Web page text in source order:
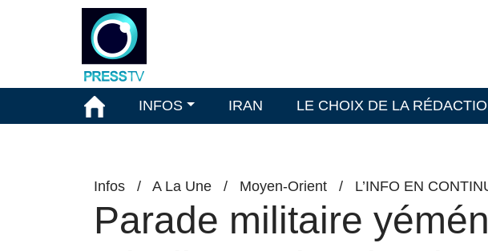
INFOS IRAN LE CHOIX DE LA
Infos / A La Une / Moyen-Orient / L’INFO EN
Parade militaire